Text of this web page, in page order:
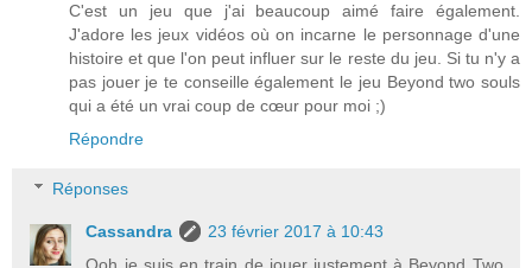
C'est un jeu que j'ai beaucoup aimé faire également.
J'adore les jeux vidéos où on incarne le personnage d'une
histoire et que l'on peut influer sur le reste du jeu. Si tu n'y a
pas jouer je te conseille également le jeu Beyond two souls
qui a été un vrai coup de cœur pour moi ;)
Répondre
Réponses
Cassandra
23 février 2017 à 10:43